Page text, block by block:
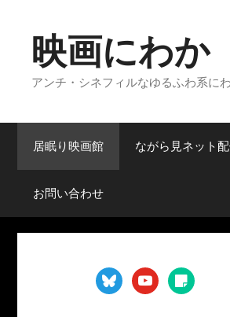
ス
映画にわか
アンチ・シネフィルなゆるふわ系に
居眠り映画館 ながら見ネット
お問い合わせ
blueskyyoutubesticky-
note